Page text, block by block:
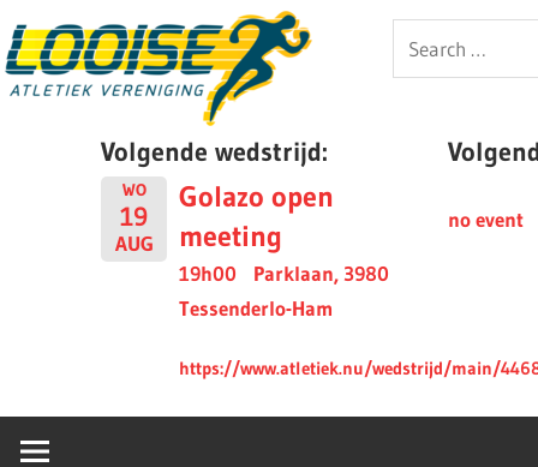
to
content
Looise
Search
for:
Volgende wedstrijd:
WO
19
AUG
Golazo open
meeting
19h00
Parklaan, 3980
Tessenderlo-Ham
https://www.atletiek.nu/wedstrijd/main/
no event